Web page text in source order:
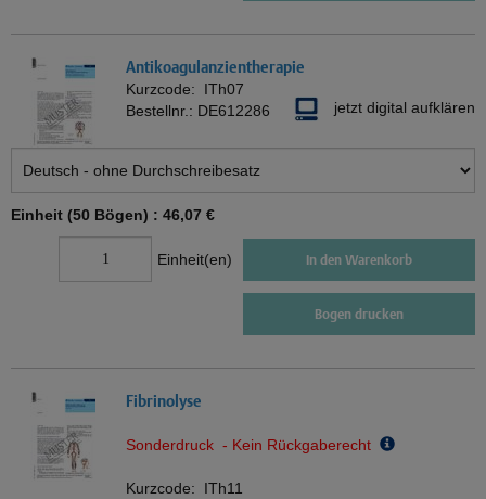
Antikoagulanzientherapie
Kurzcode: ITh07
Bestellnr.: DE612286 jetzt digital aufklären
Einheit (50 Bögen) : 46,07 €
Einheit(en) In den Warenkorb
Bogen drucken
Fibrinolyse
Sonderdruck - Kein Rückgaberecht
Kurzcode: ITh11